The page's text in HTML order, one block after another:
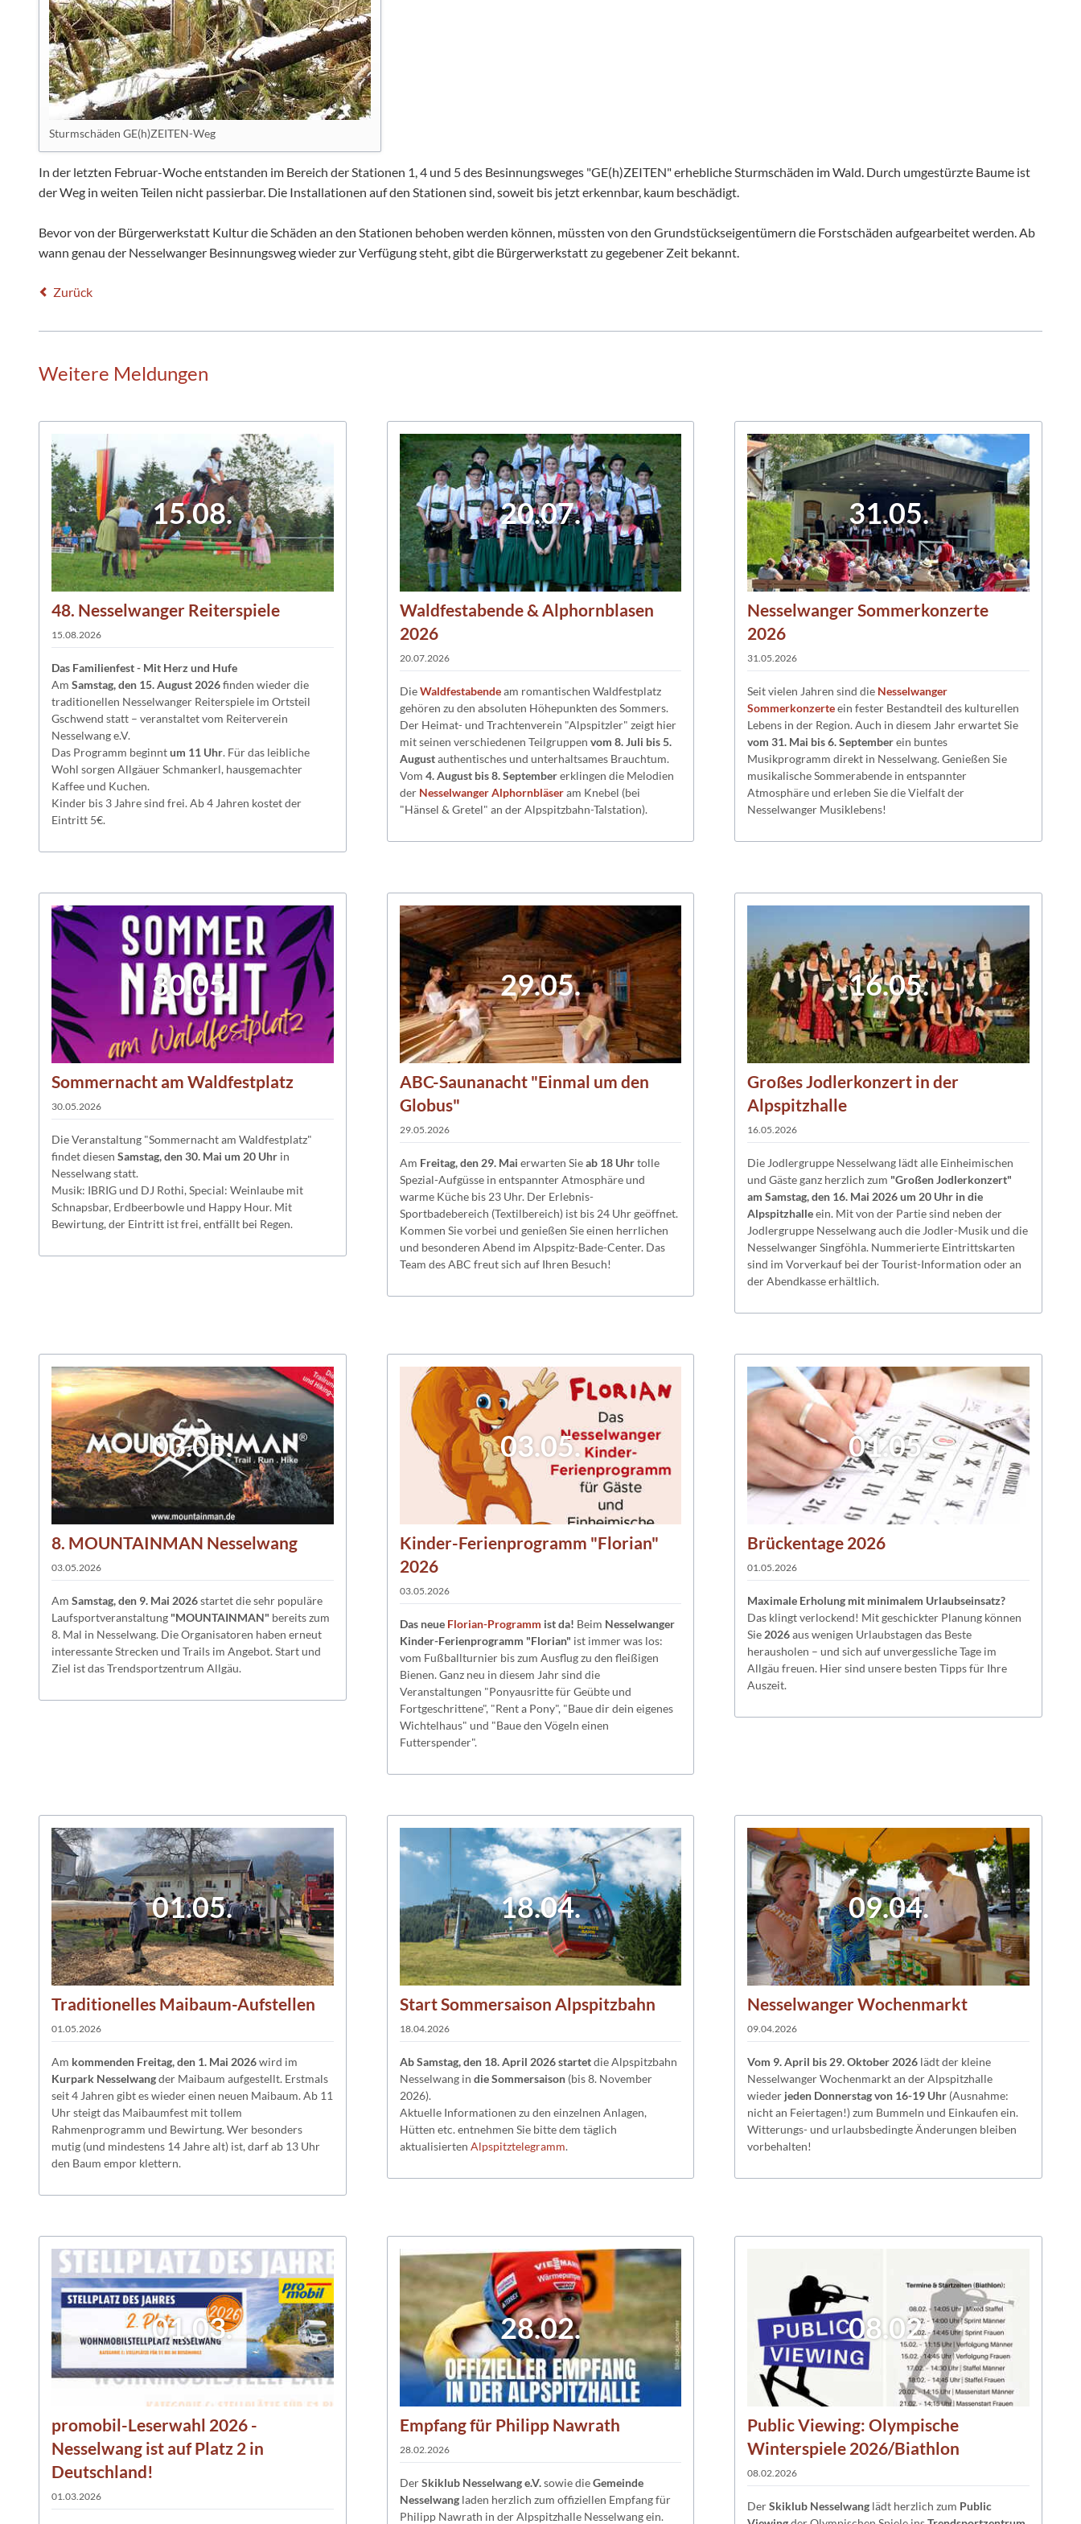
Sturmschäden GE(h)ZEITEN-Weg
In der letzten Februar-Woche entstanden im Bereich der Stationen 1, 4 und 5 des Besinnungsweges "GE(h)ZEITEN" erhebliche Sturmschäden im Wald. Durch umgestürzte Baume ist
der Weg in weiten Teilen nicht passierbar. Die Installationen auf den Stationen sind, soweit bis jetzt erkennbar, kaum beschädigt.
Bevor von der Bürgerwerkstatt Kultur die Schäden an den Stationen behoben werden können, müssten von den Grundstückseigentümern die Forstschäden aufgearbeitet werden. Ab
wann genau der Nesselwanger Besinnungsweg wieder zur Verfügung steht, gibt die Bürgerwerkstatt zu gegebener Zeit bekannt.
Zurück
Weitere Meldungen
15.08.
48. Nesselwanger Reiterspiele
15.08.2026
Das Familienfest - Mit Herz und Hufe
Am Samstag, den 15. August 2026finden wieder die
traditionellen Nesselwanger Reiterspiele im Ortsteil
Gschwend statt – veranstaltet vom Reiterverein
Nesselwang e.V.
Das Programm beginntum 11 Uhr. Für das leibliche
Wohl sorgen Allgäuer Schmankerl, hausgemachter
Kaffee und Kuchen.
Kinder bis 3 Jahre sind frei. Ab 4 Jahren kostet der
Eintritt 5€.
20.07.
Waldfestabende & Alphornblasen
2026
20.07.2026
DieWaldfestabendeam romantischen Waldfestplatz
gehören zu den absoluten Höhepunkten des Sommers.
Der Heimat- und Trachtenverein "Alpspitzler" zeigt hier
mit seinen verschiedenen Teilgruppen vom 8. Juli bis 5.
Augustauthentisches und unterhaltsames Brauchtum.
Vom 4. August bis 8. Septembererklingen die Melodien
der Nesselwanger Alphornbläseram Knebel (bei
"Hänsel & Gretel" an der Alpspitzbahn-Talstation).
31.05.
Nesselwanger Sommerkonzerte
2026
31.05.2026
Seit vielen Jahren sind die Nesselwanger
Sommerkonzerteein fester Bestandteil des kulturellen
Lebens in der Region. Auch in diesem Jahr erwartet Sie
vom 31. Mai bis 6. Septemberein buntes
Musikprogramm direkt in Nesselwang. Genießen Sie
musikalische Sommerabende in entspannter
Atmosphäre und erleben Sie die Vielfalt der
Nesselwanger Musiklebens!
30.05.
Sommernacht am Waldfestplatz
30.05.2026
Die Veranstaltung "Sommernacht am Waldfestplatz"
findet diesen Samstag, den 30. Mai um 20 Uhr in
Nesselwang statt.
Musik: IBRIG und DJ Rothi, Special: Weinlaube mit
Schnapsbar, Erdbeerbowle und Happy Hour. Mit
Bewirtung, der Eintritt ist frei, entfällt bei Regen.
29.05.
ABC-Saunanacht "Einmal um den
Globus"
29.05.2026
Am Freitag, den 29. Mai erwarten Sieab 18 Uhrtolle
Spezial-Aufgüsse in entspannter Atmosphäre und
warme Küche bis 23 Uhr. Der Erlebnis-
Sportbadebereich (Textilbereich) ist bis 24 Uhr geöffnet.
Kommen Sie vorbei und genießen Sie einen herrlichen
und besonderen Abend im Alpspitz-Bade-Center. Das
Team des ABC freut sich auf Ihren Besuch!
16.05.
Großes Jodlerkonzert in der
Alpspitzhalle
16.05.2026
Die Jodlergruppe Nesselwang lädt alle Einheimischen
und Gäste ganz herzlich zum "Großen Jodlerkonzert"
am Samstag, den 16. Mai 2026 um 20 Uhr in die
Alpspitzhalleein. Mit von der Partie sind neben der
Jodlergruppe Nesselwang auch die Jodler-Musik und die
Nesselwanger Singföhla. Nummerierte Eintrittskarten
sind im Vorverkauf bei der Tourist-Information oder an
der Abendkasse erhältlich.
03.05.
8. MOUNTAINMAN Nesselwang
03.05.2026
Am Samstag, den 9. Mai 2026startet die sehr populäre
Laufsportveranstaltung "MOUNTAINMAN" bereits zum
8. Mal in Nesselwang. Die Organisatoren haben erneut
interessante Strecken und Trails im Angebot. Start und
Ziel ist das Trendsportzentrum Allgäu.
03.05.
Kinder-Ferienprogramm "Florian"
2026
03.05.2026
Das neue Florian-Programm ist da! Beim Nesselwanger
Kinder-Ferienprogramm "Florian" ist immer was los:
vom Fußballturnier bis zum Ausflug zu den fleißigen
Bienen. Ganz neu in diesem Jahr sind die
Veranstaltungen "Ponyausritte für Geübte und
Fortgeschrittene", "Rent a Pony", "Baue dir dein eigenes
Wichtelhaus" und "Baue den Vögeln einen
Futterspender".
01.05.
Brückentage 2026
01.05.2026
Maximale Erholung mit minimalem Urlaubseinsatz?
Das klingt verlockend! Mit geschickter Planung können
Sie 2026aus wenigen Urlaubstagen das Beste
herausholen – und sich auf unvergessliche Tage im
Allgäu freuen. Hier sind unsere besten Tipps für Ihre
Auszeit.
01.05.
Traditionelles Maibaum-Aufstellen
01.05.2026
Am kommenden Freitag, den 1. Mai 2026wird im
Kurpark Nesselwangder Maibaum aufgestellt. Erstmals
seit 4 Jahren gibt es wieder einen neuen Maibaum. Ab 11
Uhr steigt das Maibaumfest mit tollem
Rahmenprogramm und Bewirtung. Wer besonders
mutig (und mindestens 14 Jahre alt) ist, darf ab 13 Uhr
den Baum empor klettern.
18.04.
Start Sommersaison Alpspitzbahn
18.04.2026
Ab Samstag, den 18. April 2026 startetdie Alpspitzbahn
Nesselwang in die Sommersaison(bis 8. November
2026).
Aktuelle Informationen zu den einzelnen Anlagen,
Hütten etc. entnehmen Sie bitte dem täglich
aktualisierten Alpspitztelegramm.
09.04.
Nesselwanger Wochenmarkt
09.04.2026
Vom 9. April bis 29. Oktober 2026 lädt der kleine
Nesselwanger Wochenmarkt an der Alpspitzhalle
wieder jeden Donnerstag von 16-19 Uhr (Ausnahme:
nicht an Feiertagen!) zum Bummeln und Einkaufen ein.
Witterungs- und urlaubsbedingte Änderungen bleiben
vorbehalten!
01.03.
promobil-Leserwahl 2026 -
Nesselwang ist auf Platz 2 in
Deutschland!
01.03.2026
28.02.
Empfang für Philipp Nawrath
28.02.2026
DerSkiklub Nesselwang e.V.sowie dieGemeinde
Nesselwangladen herzlich zum offiziellen Empfang für
Philipp Nawrath in der Alpspitzhalle Nesselwang ein.
08.02.
Public Viewing: Olympische
Winterspiele 2026/Biathlon
08.02.2026
DerSkiklub Nesselwang lädt herzlich zum Public